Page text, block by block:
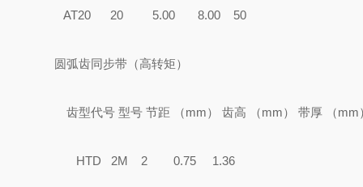
AT20 20 5.00 8.00 50
圆弧齿同步带（高转矩）
齿型代号 型号 节距 （mm） 齿高 （mm） 带厚 （
HTD 2M 2 0.75 1.36